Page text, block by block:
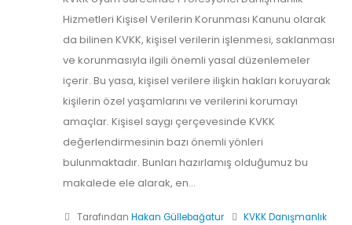
Hizmetleri Kişisel Verilerin Korunması Kanunu olarak
da bilinen KVKK, kişisel verilerin işlenmesi, saklanması
ve korunmasıyla ilgili önemli yasal düzenlemeler
içerir. Bu yasa, kişisel verilere ilişkin hakları koruyarak
kişilerin özel yaşamlarını ve verilerini korumayı
amaçlar. Kişisel saygı çerçevesinde KVKK
değerlendirmesinin bazı önemli yönleri
bulunmaktadır. Bunları hazırlamış olduğumuz bu
makalede ele alarak, en...
Tarafından Hakan Güllebağatur
KVKK Danışmanlık